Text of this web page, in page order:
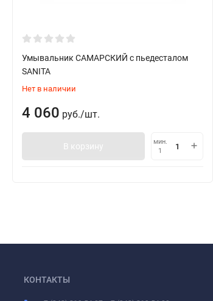
Умывальник САМАРСКИЙ с пьедесталом
SANITA
Нет в наличии
4 060 руб./шт.
В корзину
мин.
1
КОНТАКТЫ